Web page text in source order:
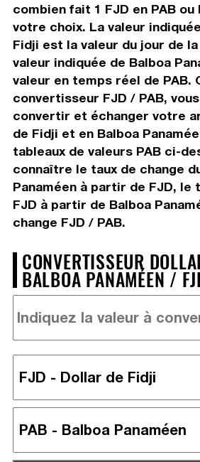
combien fait 1 FJD en PAB
votre choix. La valeur
Fidji est la valeur du jour de
valeur indiquée de Balboa
valeur en temps réel de PAB.
convertisseur FJD / PAB,
convertir et échanger votre
de Fidji et en Balboa
tableaux de valeurs PAB ci-
connaître le taux de change
Panaméen à partir de FJD, le
FJD à partir de Balboa
change FJD / PAB.
CONVERTISSEUR
BALBOA PANAMÉEN /